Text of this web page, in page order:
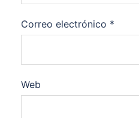
Correo electrónico *
Web